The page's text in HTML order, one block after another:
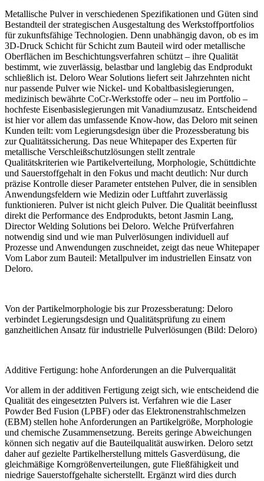
Metallische Pulver in verschiedenen Spezi­fikationen und Güten sind
Bestandteil der strategischen Ausgestaltung des Werkstoffportfolios
für zukunftsfähige Technologien. Denn unabhängig davon, ob es im
3D-Druck Schicht für Schicht zum Bauteil wird oder metallische
Oberflächen im Beschichtungsverfahren schützt – ihre Qualität
bestimmt, wie zuverlässig, belastbar und langlebig das Endprodukt
schließlich ist. Deloro Wear Solutions liefert seit Jahrzehnten nicht
nur passende Pulver wie Nickel- und Kobalt­basislegierungen,
medizinisch bewährte CoCr-Werkstoffe oder – neu im Portfolio –
hochfeste Eisenbasislegierungen mit Vanadiumzusatz. Entscheidend
ist hier vor allem das umfassende Know-how, das Deloro mit seinen
Kunden teilt: vom Legierungsdesign über die Prozessberatung bis
zur Qualitätssicherung. Das neue Whitepaper des Experten für
metallische Verschleißschutzlösungen stellt zentrale
Qualitätskriterien wie Partikelverteilung, Morphologie, Schüttdichte
und Sauerstoffgehalt in den Fokus und macht deutlich: Nur durch
präzise Kontrolle dieser Parameter entstehen Pulver, die in sensiblen
Anwendungsfeldern wie Medizin oder Luftfahrt zuverlässig
funktionieren. Pulver ist nicht gleich Pulver. Die Qualität beeinflusst
direkt die Performance des Endprodukts, betont Jasmin Lang,
Director Welding Solutions bei Deloro. Welche Prüfverfahren
notwendig sind und wie man Pulverlösungen individuell auf
Prozesse und Anwendungen zuschneidet, zeigt das neue Whitepaper
Vom Labor zum Bauteil: Metallpulver im industriellen Einsatz von
Deloro.
Von der Partikelmorphologie bis zur Prozessberatung: Deloro
verbindet Legierungsdesign und Qualitätsprüfung zu einem
ganzheitlichen Ansatz für industrielle Pulverlösungen (Bild: Deloro)
Additive Fertigung: hohe Anforde­rungen an die Pulverqualität
Vor allem in der additiven Fertigung zeigt sich, wie entscheidend die
Qualität des eingesetzten Pulvers ist. Verfahren wie die Laser
Powder Bed Fusion (LPBF) oder das Elektronenstrahlschmelzen
(EBM) stellen hohe Anforderungen an Partikelgröße, Morphologie
und chemische Zusammensetzung. Bereits geringe Abweichungen
können sich negativ auf die Bauteilqualität auswirken. ­Deloro setzt
daher auf gezielte ­Partikelherstellung mittels Gasverdüsung, die
gleichmäßige Korngrößenverteilungen, gute Fließfähigkeit und
niedrige Sauerstoffgehalte sicherstellt. Ergänzt wird dies durch